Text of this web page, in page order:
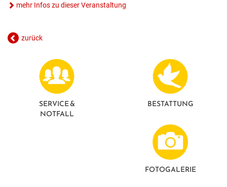
ENERGIEBUCHHALTUNG
ANSPRECHPARTNER
GESUNDE GEMEINDE
mehr Infos zu dieser Veranstaltung
zurück
SERVICE &
NOTFALL
BESTATTUNG
FOTO­GALERIE